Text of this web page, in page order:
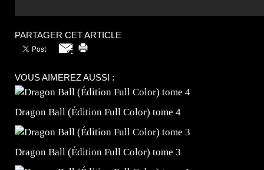
PARTAGER CET ARTICLE
VOUS AIMEREZ AUSSI :
Dragon Ball (Édition Full Color) tome 4
Dragon Ball (Édition Full Color) tome 3